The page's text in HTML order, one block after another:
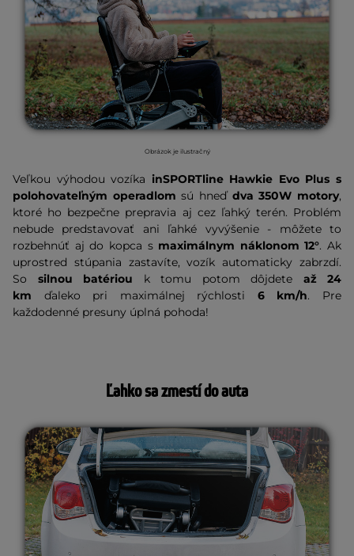
Obrázok je ilustračný
Veľkou výhodou vozíka inSPORTline Hawkie Evo Plus s
polohovateľným operadlomsú hneď dva 350W motory,
ktoré ho bezpečne prepravia aj cez ľahký terén. Problém
nebude predstavovať ani ľahké vyvýšenie - môžete to
rozbehnúť aj do kopca s maximálnym náklonom 12°. Ak
uprostred stúpania zastavíte, vozík automaticky zabrzdí.
So silnou batériou k tomu potom dôjdete až 24
km ďaleko pri maximálnej rýchlosti 6 km/h. Pre
každodenné presuny úplná pohoda!
Ľahko sa zmestí do auta